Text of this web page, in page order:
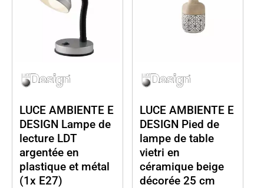
LUCE AMBIENTE E
DESIGN Lampe de
lecture LDT
argentée en
plastique et métal
(1x E27)
LUCE AMBIENTE E
DESIGN Pied de
lampe de table
vietri en
céramique beige
décorée 25 cm